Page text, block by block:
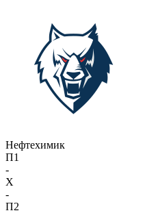
Нефтехимик
П1
-
X
-
П2